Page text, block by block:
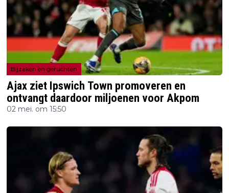
Bijzaken en geruchten
Ajax ziet Ipswich Town promoveren en
ontvangt daardoor miljoenen voor Akpom
02 mei. om 15:50